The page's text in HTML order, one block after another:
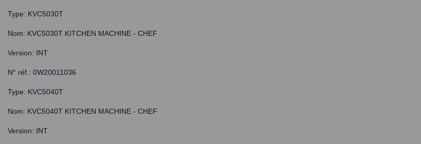
Type: KVC5030T
Nom: KVC5030T KITCHEN MACHINE - CHEF
Version: INT
N° réf.: 0W20011036
Type: KVC5040T
Nom: KVC5040T KITCHEN MACHINE - CHEF
Version: INT